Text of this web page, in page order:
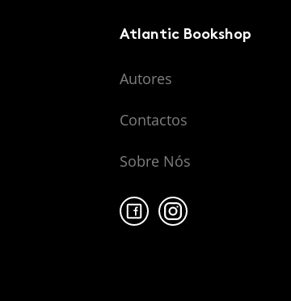
Atlantic Bookshop
Autores
Contactos
Sobre Nós